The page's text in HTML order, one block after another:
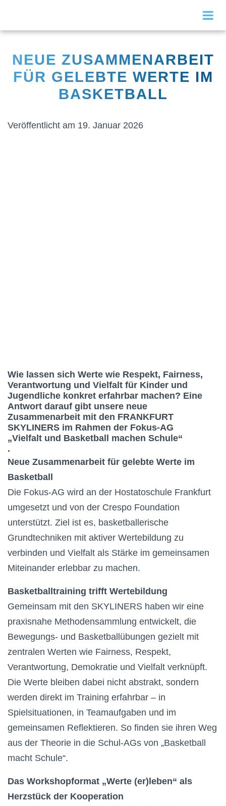
NEUE ZUSAMMENARBEIT
FÜR GELEBTE WERTE IM
BASKETBALL
Veröffentlicht am 19. Januar 2026
Wie lassen sich Werte wie Respekt, Fairness,
Verantwortung und Vielfalt für Kinder und
Jugendliche konkret erfahrbar machen? Eine
Antwort darauf gibt unsere neue
Zusammenarbeit mit den FRANKFURT
SKYLINERS im Rahmen der Fokus-AG
„Vielfalt und Basketball machen Schule“
.
Neue Zusammenarbeit für gelebte Werte im
Basketball
Die Fokus-AG wird an der Hostatoschule Frankfurt
umgesetzt und von der Crespo Foundation
unterstützt. Ziel ist es, basketballerische
Grundtechniken mit aktiver Wertebildung zu
verbinden und Vielfalt als Stärke im gemeinsamen
Miteinander erlebbar zu machen.
Basketballtraining trifft Wertebildung
Gemeinsam mit den SKYLINERS haben wir eine
praxisnahe Methodensammlung entwickelt, die
Bewegungs- und Basketballübungen gezielt mit
zentralen Werten wie Fairness, Respekt,
Verantwortung, Demokratie und Vielfalt verknüpft.
Die Werte bleiben dabei nicht abstrakt, sondern
werden direkt im Training erfahrbar – in
Spielsituationen, in Teamaufgaben und im
gemeinsamen Reflektieren. So finden sie ihren Weg
aus der Theorie in die Schul-AGs von „Basketball
macht Schule“.
Das Workshopformat „Werte (er)leben“ als
Herzstück der Kooperation